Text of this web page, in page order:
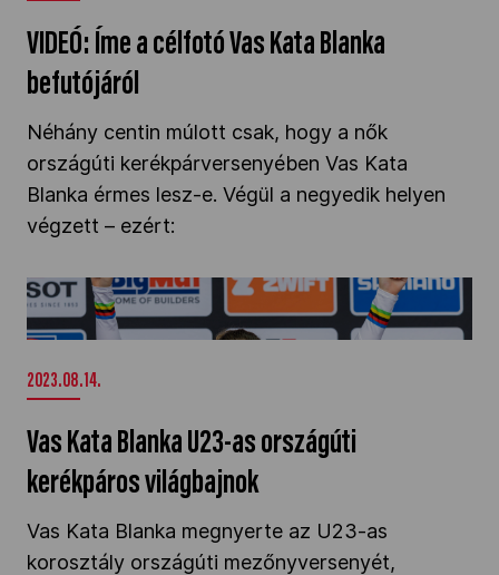
Los Angeles 2028
MOB
Kettőskarrier-program
Társszervezetek
OVEP
VIDEÓ: Íme a célfotó Vas Kata Blanka
befutójáról
Néhány centin múlott csak, hogy a nők
országúti kerékpárversenyében Vas Kata
Blanka érmes lesz-e. Végül a negyedik helyen
végzett – ezért:
Vas Kata Blanka U23-as országúti kerékpáros
világbajnok" />
2023.08.14.
Vas Kata Blanka U23-as országúti
kerékpáros világbajnok
Vas Kata Blanka megnyerte az U23-as
korosztály országúti mezőnyversenyét,